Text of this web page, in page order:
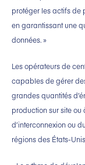
protéger les actifs de
en garantissant une
données. »
Les opérateurs de
capables de gérer
grandes quantités
production sur site
d’interconnexion ou
régions des États-